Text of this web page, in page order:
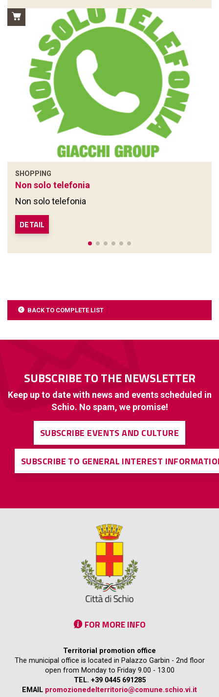
SHOPPING
Non solo telefonia
Non solo telefonia
DETAIL
BACK TO COMPLETE LIST
SUBSCRIBE TO THE NEWSLETTER
Keep up to date with news and events scheduled in
Schio. No spam, we promise!
SUBSCRIBE EVENTS AND CULTURE
SUBSCRIBE TO GENERAL INTEREST
FOR MORE INFO
Territorial promotion office
The municipal office is located in Palazzo Garbin - 2nd floor
open from Monday to Friday 9.00 - 13.00
TEL. +39 0445 691285
EMAIL promozionedelterritorio@comune.schio.vi.it